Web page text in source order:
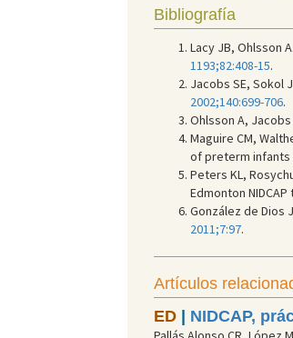
Bibliografía
Lacy JB, Ohlsson
1193;82:408-15.
Jacobs SE, Sokol
2002;140:699-706.
Ohlsson A,
Maguire CM,
of preterm infants
Peters KL,
Edmonton NIDCAP
González de Dios
2011;7:97.
Artículos
ED| NIDCAP,